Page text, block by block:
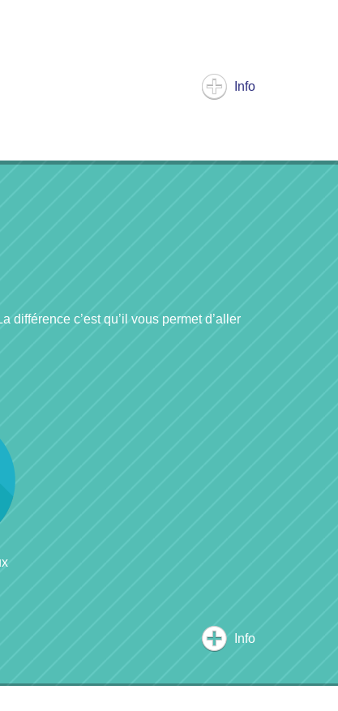
Info
c’est qu’il vous permet d’aller
Info